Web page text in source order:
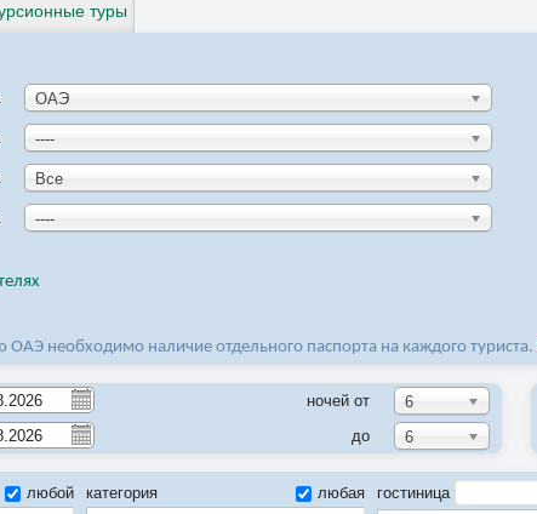
туры
ОАЭ
----
Все
----
ОАЭ необходимо наличие отдельного паспорта на каждого туриста.
ночей от
6
до 6
любой
категория
любая
гостиница